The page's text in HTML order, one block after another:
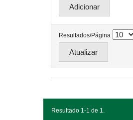
Resultados/Página
Resultado 1-1 de 1.